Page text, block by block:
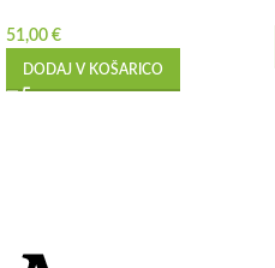
51,00 €
DODAJ V KOŠARICO